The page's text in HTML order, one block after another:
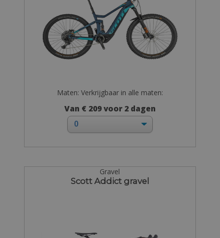
Maten: Verkrijgbaar in alle maten:
Van € 209 voor 2 dagen
Gravel
Scott Addict gravel